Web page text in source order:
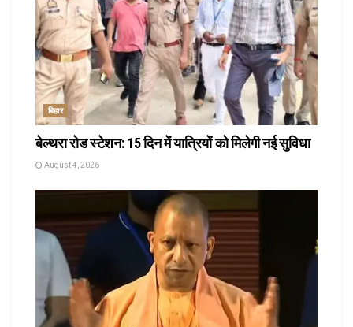
बिहार
बेल्थरा रोड स्टेशन: 15 दिन में यात्रियों को मिलेगी नई सुविधा
August 4, 2026